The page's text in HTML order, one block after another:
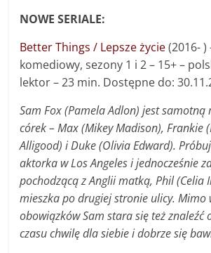
NOWE SERIALE:
Better Things / Lepsze życie(2016- )
komediowy, sezony 1 i 2 – 15+ –
lektor – 23 min. Dostępne do:
Sam Fox (Pamela Adlon) jest samotną
córek – Max (Mikey Madison), Frankie
Alligood) i Duke (Olivia Edward).
aktorka w Los Angeles i jednocześnie
pochodzącą z Anglii matką, Phil (Celia
mieszka po drugiej stronie ulicy. Mimo
obowiązków Sam stara się też znaleźć
czasu chwilę dla siebie i dobrze się